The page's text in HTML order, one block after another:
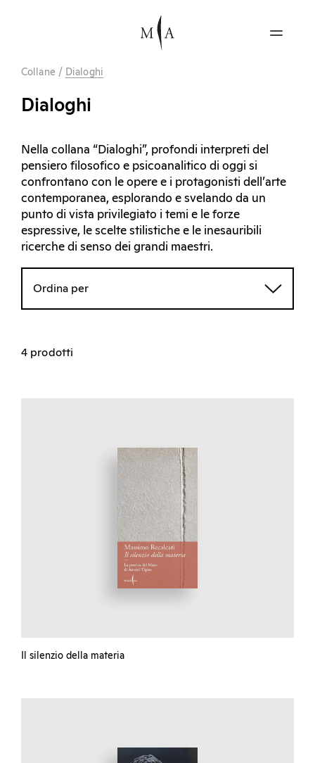
Collane / Dialoghi
Dialoghi
Nella collana “Dialoghi”, profondi interpreti del
pensiero filosofico e psicoanalitico di oggi si
confrontano con le opere e i protagonisti dell’arte
contemporanea, esplorando e svelando da un
punto di vista privilegiato i temi e le forze
espressive, le scelte stilistiche e le inesauribili
ricerche di senso dei grandi maestri.
Ordina per
4 prodotti
Il silenzio della materia